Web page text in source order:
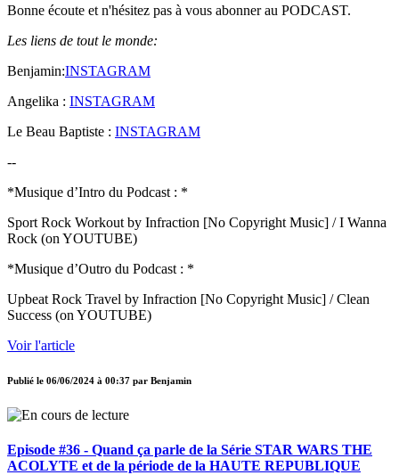
Bonne écoute et n'hésitez pas à vous abonner au PODCAST.
Les liens de tout le monde:
Benjamin:INSTAGRAM
Angelika : INSTAGRAM
Le Beau Baptiste : INSTAGRAM
--
*Musique d’Intro du Podcast : *
Sport Rock Workout by Infraction [No Copyright Music] / I Wanna
Rock (on YOUTUBE)
*Musique d’Outro du Podcast : *
Upbeat Rock Travel by Infraction [No Copyright Music] / Clean
Success (on YOUTUBE)
Voir l'article
Publié le 06/06/2024 à 00:37 par Benjamin
Episode #36 - Quand ça parle de la Série STAR WARS THE
ACOLYTE et de la période de la HAUTE REPUBLIQUE